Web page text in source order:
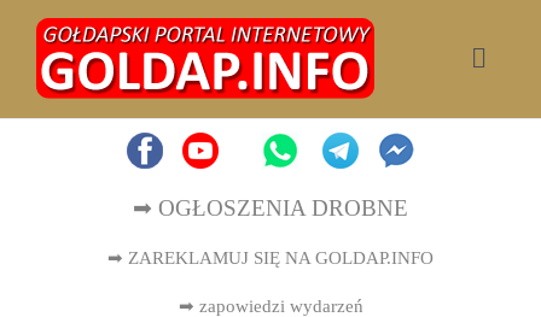
➡ OGŁOSZENIA DROBNE
➡ ZAREKLAMUJ SIĘ NA GOLDAP.INFO
➡ zapowiedzi wydarzeń